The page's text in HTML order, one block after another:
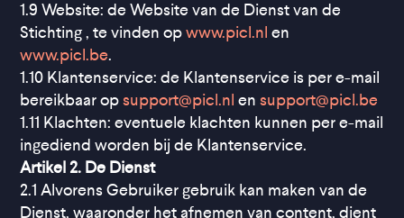
1.9 Website: de Website van de Dienst van de
Stichting , te vinden opwww.picl.nl en
www.picl.be.
1.10 Klantenservice: de Klantenservice is per e-mail
bereikbaar opsupport@picl.nl ensupport@picl.be
1.11 Klachten: eventuele klachten kunnen per e-mail
ingediend worden bij de Klantenservice.
Artikel 2. De Dienst
2.1 Alvorens Gebruiker gebruik kan maken van de
Dienst, waaronder het afnemen van content, dient